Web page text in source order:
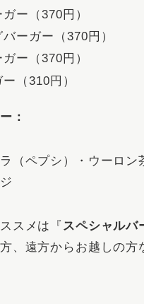
ー（370円）
ーガー（370円）
ー（370円）
（310円）
：
（ペプシ）・ウーロン
スメは『 スペシャルバ
、遠方からお越しの方